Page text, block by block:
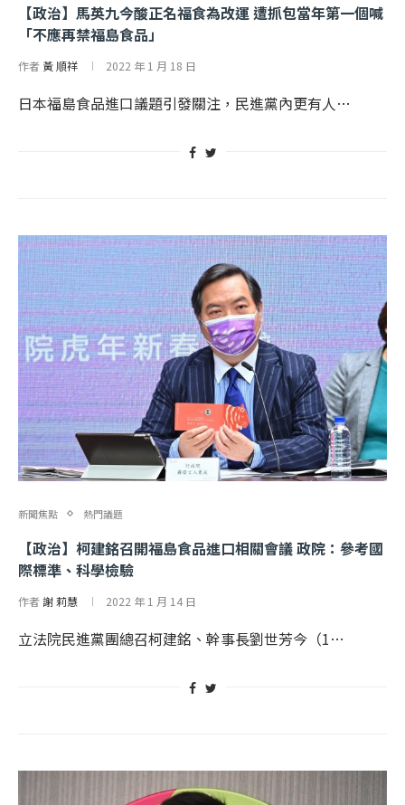
【政治】馬英九今酸正名福食為改運 遭抓包當年第一個喊
「不應再禁福島食品」
作者 黃 順祥 2022 年 1 月 18 日
日本福島食品進口議題引發關注，民進黨內更有人…
新聞焦點 熱門議題
【政治】柯建銘召開福島食品進口相關會議 政院：參考國
際標準、科學檢驗
作者謝 莉慧 2022 年 1 月 14 日
立法院民進黨團總召柯建銘、幹事長劉世芳今（1…